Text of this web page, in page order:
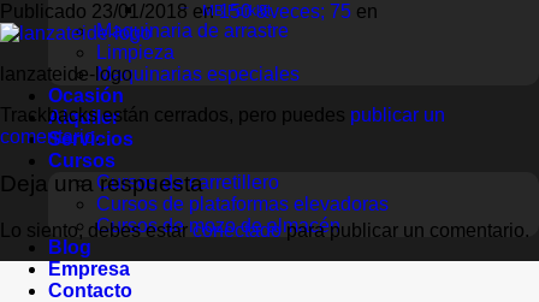
MB Forklift
Maquinaria de arrastre
Limpieza
Maquinarias especiales
Ocasión
Alquiler
Servicios
Cursos
Cursos de carretillero
Cursos de plataformas elevadoras
Cursos de mozo de almacén
Blog
Empresa
Contacto
Publicado 23/01/2018en150 &veces; 75 en
lanzateide-logo
Trackbacks están cerrados, pero puedes publicar un
comentario.
Deja una respuesta
Lo siento, debes estarconectadopara publicar un comentario.